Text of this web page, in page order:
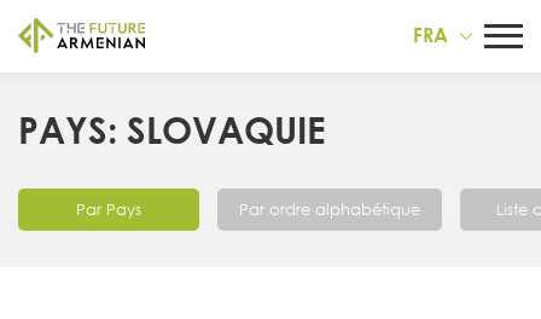
FRA
PAYS: SLOVAQUIE
Par Pays Par ordre alphabétique Liste